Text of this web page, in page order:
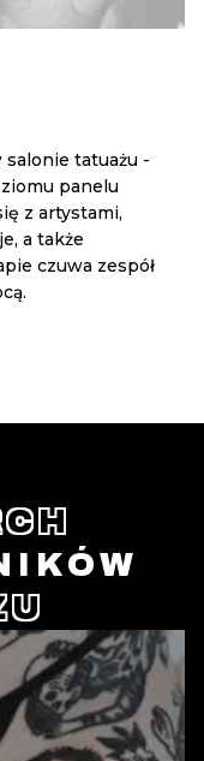
salonie tatuażu -
panelu
z artystami,
a także
czuwa zespół